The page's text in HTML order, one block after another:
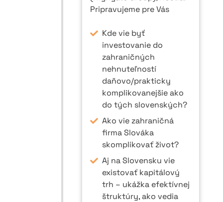
Pripravujeme pre Vás
Kde vie byť
investovanie do
zahraničných
nehnuteľností
daňovo/prakticky
komplikovanejšie ako
do tých slovenských?
Ako vie zahraničná
firma Slováka
skomplikovať život?
Aj na Slovensku vie
existovať kapitálový
trh – ukážka efektívnej
štruktúry, ako vedia